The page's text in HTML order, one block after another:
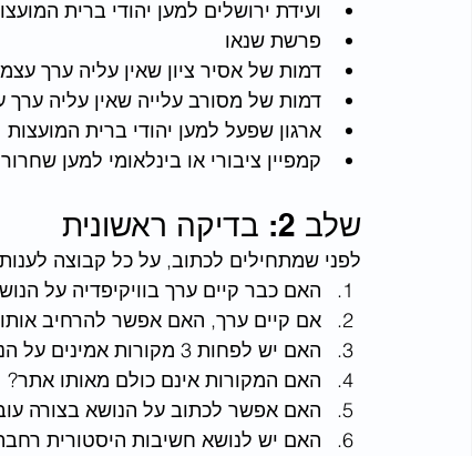
ועידת ירושלים למען יהודי ברית המועצות,
פרשת שנאו
דמות של אסיר ציון שאין עליה ערך
דמות של מסורב עלייה שאין עליה ערך
ארגון שפעל למען יהודי ברית המועצות
קמפיין ציבורי או בינלאומי למען
שלב 2: בדיקה ראשונית
לפני שמתחילים לכתוב, על כל קבוצה
האם כבר קיים ערך בוויקיפדיה על
אם קיים ערך, האם אפשר להרחיב
האם יש לפחות 3 מקורות אמינים על הנושא?
האם המקורות אינם כולם מאותו אתר?
האם אפשר לכתוב על הנושא בצורה
האם יש לנושא חשיבות היסטורית